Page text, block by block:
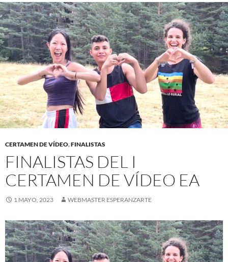
CERTAMEN DE VÍDEO,FINALISTAS
FINALISTAS DEL I
CERTAMEN DE VÍDEO EA
1 MAYO, 2023 WEBMASTER ESPERANZARTE